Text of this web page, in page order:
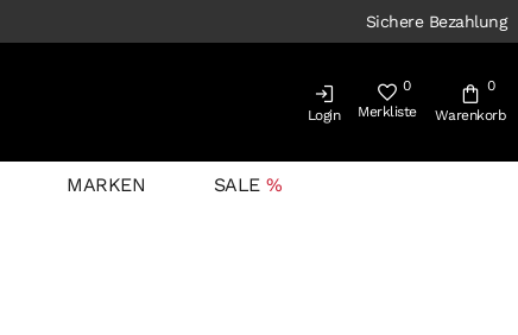
Sichere Bezahlung
Login Merkliste
0
Warenkorb
0
MARKEN SALE